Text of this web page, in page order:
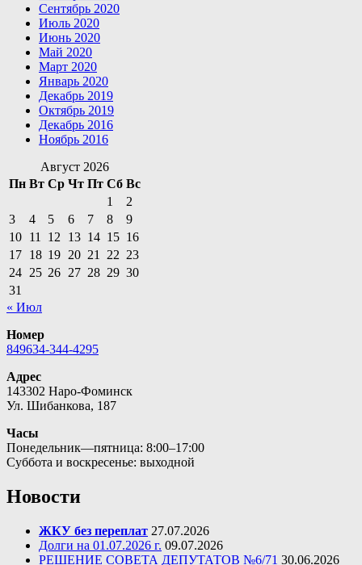
Сентябрь 2020
Июль 2020
Июнь 2020
Май 2020
Март 2020
Январь 2020
Декабрь 2019
Октябрь 2019
Декабрь 2016
Ноябрь 2016
Август 2026
Пн Вт Ср Чт Пт Сб Вс
1
2
3
4 5 6 7 8
9
10 11 12 13 14 15 16
17 18 19 20 21 22 23
24 25 26 27 28 29 30
31
« Июл
Номер
849634-344-4295
Адрес
143302 Наро-Фоминск
Ул. Шибанкова, 187
Часы
Понедельник—пятница: 8:00–17:00
Суббота и воскресенье: выходной
Новости
ЖКУ без переплат 27.07.2026
Долги на 01.07.2026 г. 09.07.2026
РЕШЕНИЕ СОВЕТА ДЕПУТАТОВ №6/71 30.06.2026